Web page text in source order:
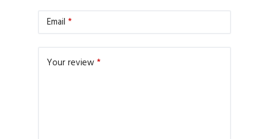
Email *
Your review*